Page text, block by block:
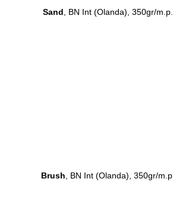
Sand , BN Int (Olanda), 350gr/m.p.
Brush , BN Int (Olanda), 350gr/m.p.